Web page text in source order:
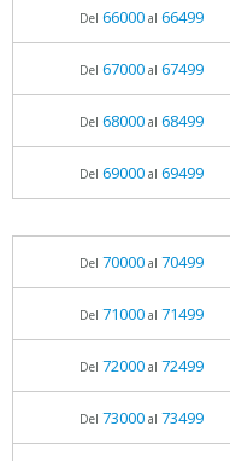
Del 66000al 66499
Del 67000al 67499
Del 68000al 68499
Del 69000al 69499
Del 70000al 70499
Del 71000al 71499
Del 72000al 72499
Del 73000al 73499